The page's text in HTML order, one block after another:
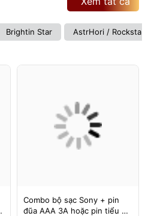
Brightin Star AstrHori / Rockstar
Combo bộ sạc Sony + pin
đũa AAA 3A hoặc pin tiểu AA